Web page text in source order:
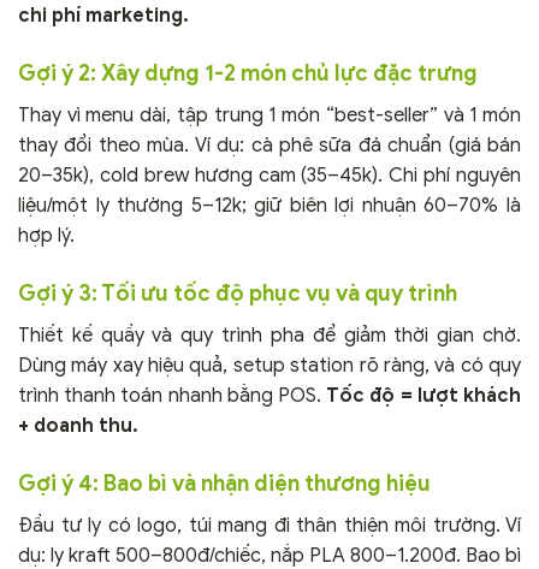
chi phí marketing.
Gợi ý 2: Xây dựng 1-2 món chủ lực đặc trưng
Thay vì menu dài, tập trung 1 món “best-seller” và 1 món
thay đổi theo mùa. Ví dụ: cà phê sữa đá chuẩn (giá bán
20–35k), cold brew hương cam (35–45k). Chi phí nguyên
liệu/một ly thường 5–12k; giữ biên lợi nhuận 60–70% là
hợp lý.
Gợi ý 3: Tối ưu tốc độ phục vụ và quy trình
Thiết kế quầy và quy trình pha để giảm thời gian chờ.
Dùng máy xay hiệu quả, setup station rõ ràng, và có quy
trình thanh toán nhanh bằng POS. Tốc độ = lượt khách
+ doanh thu.
Gợi ý 4: Bao bì và nhận diện thương hiệu
Đầu tư ly có logo, túi mang đi thân thiện môi trường. Ví
dụ: ly kraft 500–800đ/chiếc, nắp PLA 800–1.200đ. Bao bì